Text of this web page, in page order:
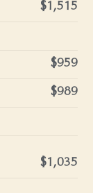
$1,515
$959
$989
$1,035